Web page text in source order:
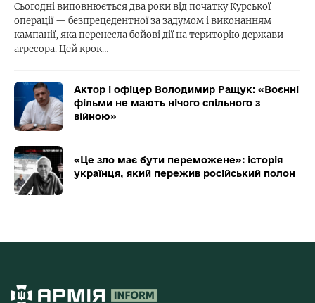
Сьогодні виповнюється два роки від початку Курської
операції — безпрецедентної за задумом і виконанням
кампанії, яка перенесла бойові дії на територію держави-
агресора. Цей крок…
Актор і офіцер Володимир Ращук: «Воєнні
фільми не мають нічого спільного з
війною»
«Це зло має бути переможене»: історія
українця, який пережив російський полон